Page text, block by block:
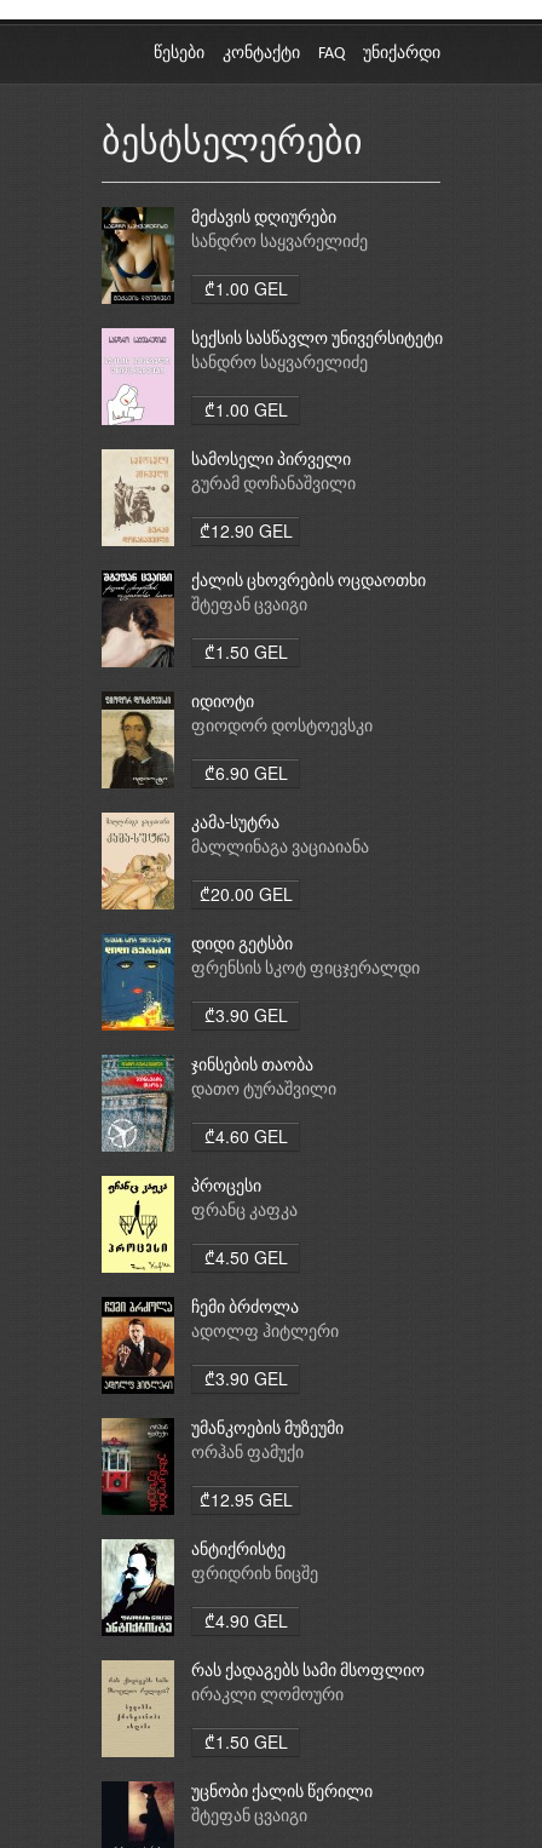
წესები კონტაქტი FAQ უნიქარდი
ბესტსელერები
მეძავის დღიურები
სანდრო საყვარელიძე
₾1.00 GEL
სექსის სასწავლო უნივერსიტეტი
სანდრო საყვარელიძე
₾1.00 GEL
სამოსელი პირველი
გურამ დოჩანაშვილი
₾12.90 GEL
ქალის ცხოვრების ოცდაოთხი
საათი
შტეფან ცვაიგი
₾1.50 GEL
იდიოტი
ფიოდორ დოსტოევსკი
₾6.90 GEL
კამა-სუტრა
მალლინაგა ვაციაიანა
₾20.00 GEL
დიდი გეტსბი
ფრენსის სკოტ ფიცჯერალდი
₾3.90 GEL
ჯინსების თაობა
დათო ტურაშვილი
₾4.60 GEL
პროცესი
ფრანც კაფკა
₾4.50 GEL
ჩემი ბრძოლა
ადოლფ ჰიტლერი
₾3.90 GEL
უმანკოების მუზეუმი
ორჰან ფამუქი
₾12.95 GEL
ანტიქრისტე
ფრიდრიხ ნიცშე
₾4.90 GEL
რას ქადაგებს სამი მსოფლიო
რელიგია: ბუდიზმი,
ირაკლი ლომოური
₾1.50 GEL
უცნობი ქალის წერილი
შტეფან ცვაიგი